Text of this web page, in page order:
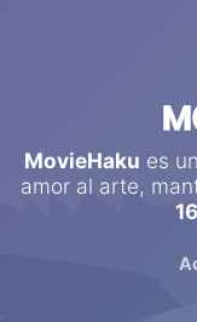
MovieHaku es
amor al arte,